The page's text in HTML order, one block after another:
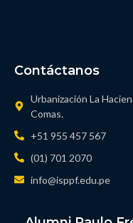
Contáctanos
Urbanización La
Comas.
+51 955 457 567
(01) 701 2070
info@isppf.edu.pe